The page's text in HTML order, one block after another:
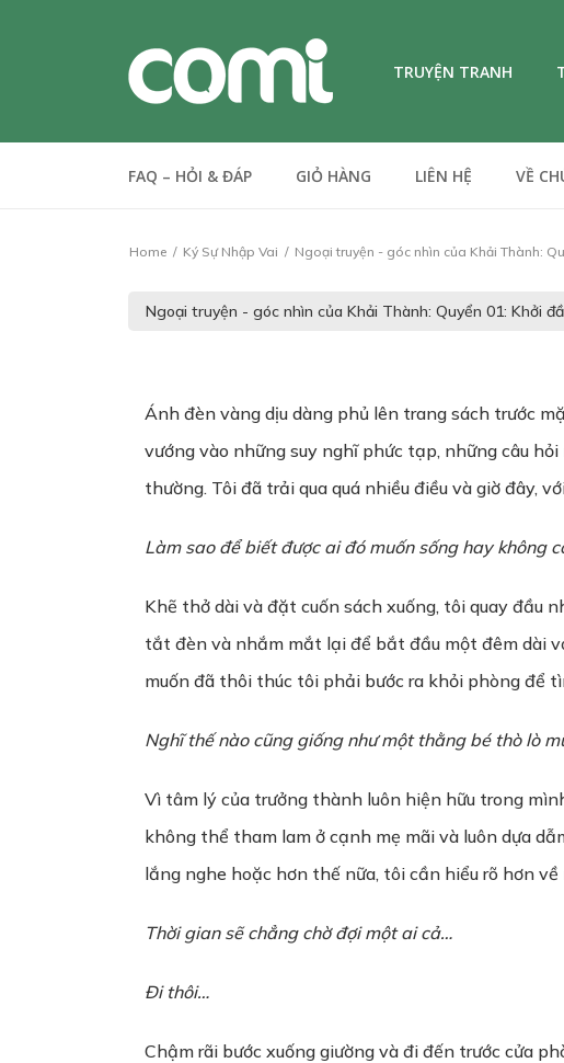
TRUYỆN TRANH
FAQ – HỎI & ĐÁP GIỎ HÀNG LIÊN HỆ VỀ
Home Ký Sự Nhập Vai Ngoại truyện - góc nhìn của Khải Thành:
Ánh đèn vàng dịu dàng phủ lên trang sách trước
vướng vào những suy nghĩ phức tạp, những câu
thường. Tôi đã trải qua quá nhiều điều và giờ đây,
Làm sao để biết được ai đó muốn sống hay không
Khẽ thở dài và đặt cuốn sách xuống, tôi quay đầu
tắt đèn và nhắm mắt lại để bắt đầu một đêm dài
muốn đã thôi thúc tôi phải bước ra khỏi phòng để
Nghĩ thế nào cũng giống như một thằng bé thò lò
Vì tâm lý của trưởng thành luôn hiện hữu trong
không thể tham lam ở cạnh mẹ mãi và luôn dựa
lắng nghe hoặc hơn thế nữa, tôi cần hiểu rõ hơn
Thời gian sẽ chẳng chờ đợi một ai cả…
Đi thôi…
Chậm rãi bước xuống giường và đi đến trước cửa